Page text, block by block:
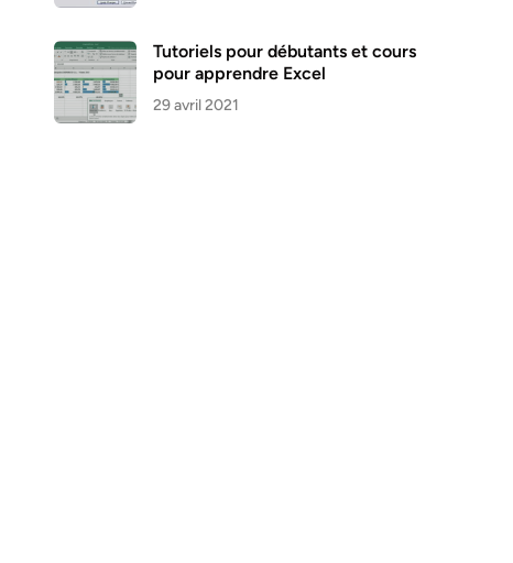
Tutoriels pour débutants et cours
pour apprendre Excel
29 avril 2021